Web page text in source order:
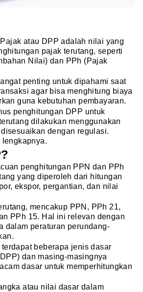
atau DPP adalah nilai yang
pajak terutang, seperti
Nilai) dan PPh (Pajak
penting untuk dipahami saat
agar bisa menghitung biaya
guna kebutuhan pembayaran.
penghitungan DPP untuk
dilakukan menggunakan
dengan regulasi.
penghitungan PPN dan PPh
yang diperoleh dari hitungan
ekspor, pergantian, dan nilai
mencakup PPN, PPh 21,
PPh 15. Hal ini relevan dengan
dalam peraturan perundang-
beberapa jenis dasar
dan masing-masingnya
dasar untuk memperhitungkan
atau nilai dasar dalam